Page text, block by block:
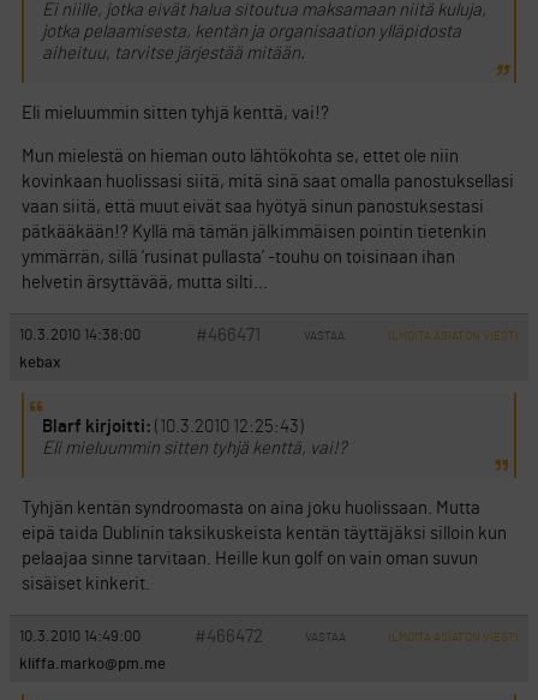
Ei niille, jotka eivät halua sitoutua maksamaan niitä kuluja,
jotka pelaamisesta, kentän ja organisaation ylläpidosta
aiheituu, tarvitse järjestää mitään.
Eli mieluummin sitten tyhjä kenttä, vai!?
Mun mielestä on hieman outo lähtökohta se, ettet ole niin
kovinkaan huolissasi siitä, mitä sinä saat omalla panostuksellasi
vaan siitä, että muut eivät saa hyötyä sinun panostuksestasi
pätkääkään!? Kyllä mä tämän jälkimmäisen pointin tietenkin
ymmärrän, sillä ’rusinat pullasta’ -touhu on toisinaan ihan
helvetin ärsyttävää, mutta silti…
10.3.2010 14:38:00 #466471 VASTAA ILMOITA ASIATON VIESTI
kebax
Blarf kirjoitti: (10.3.2010 12:25:43)
Eli mieluummin sitten tyhjä kenttä, vai!?
Tyhjän kentän syndroomasta on aina joku huolissaan. Mutta
eipä taida Dublinin taksikuskeista kentän täyttäjäksi silloin kun
pelaajaa sinne tarvitaan. Heille kun golf on vain oman suvun
sisäiset kinkerit.
10.3.2010 14:49:00 #466472 VASTAA ILMOITA ASIATON VIESTI
kliffa.marko@pm.me